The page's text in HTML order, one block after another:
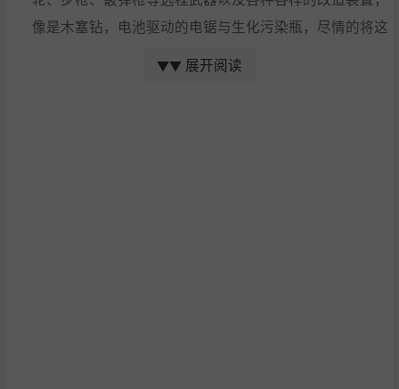
像是木塞钻，电池驱动的电锯与生化污染瓶，尽情的将这
些加入自己的军械库吧。你甚至能碰到一些角色愿意为你
▼▼ 展开阅读